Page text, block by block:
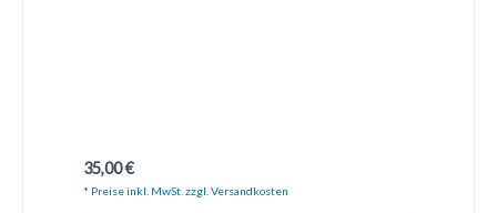
Regulärer Preis:
35,00 €
* Preise inkl. MwSt. zzgl. Versandkosten